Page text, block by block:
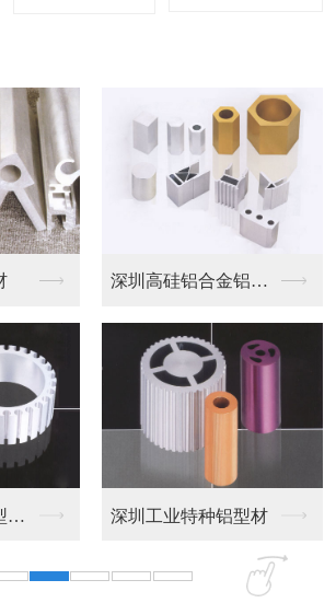
大功率散热器-太阳花...
大功率散热器